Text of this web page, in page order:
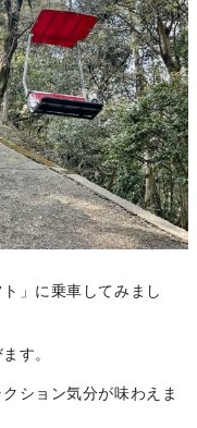
」に乗車してみまし
す。
ション気分が味わえま